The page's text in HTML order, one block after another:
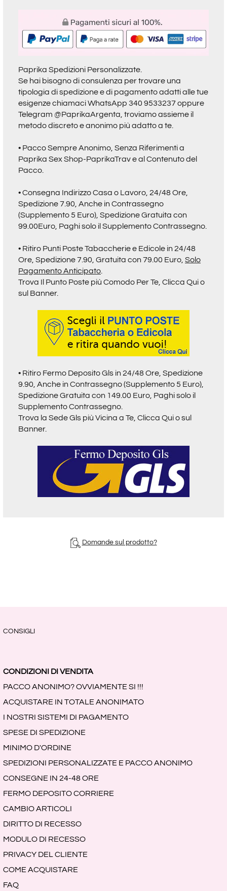
Paprika Spedizioni Personalizzate.
Se hai bisogno di consulenza per trovare una
tipologia di spedizione e di pagamento adatti alle tue
esigenze chiamaciWhatsApp 340 9533237 oppure
Telegram @PaprikaArgenta, troviamo assieme il
metodo discreto e anonimo più adatto a te.
• Pacco Sempre Anonimo, Senza Riferimenti a
Paprika Sex Shop-PaprikaTrave al Contenuto del
Pacco.
• Consegna Indirizzo Casa o Lavoro, 24/48 Ore,
Spedizione 7.90, Anche in Contrassegno
(Supplemento 5 Euro), Spedizione Gratuita con
99.00Euro, Paghi solo il Supplemento Contrassegno.
• Ritiro Punti Poste Tabaccherie e Edicole in 24/48
Ore, Spedizione 7.90, Gratuita con 79.00 Euro, Solo
Pagamento Anticipato.
Trova Il Punto Poste più Comodo Per Te, Clicca Qui o
sul Banner.
• Ritiro Fermo Deposito Gls in 24/48 Ore, Spedizione
9.90, Anche in Contrassegno (Supplemento 5 Euro),
Spedizione Gratuita con 149.00 Euro, Paghi solo il
Supplemento Contrassegno.
Trova la Sede Gls più Vicina a Te, Clicca Qui o sul
Banner.
Domande sul prodotto?
CONSIGLI
CONDIZIONI DI VENDITA
PACCO ANONIMO? OVVIAMENTE SI !!!
ACQUISTARE IN TOTALE ANONIMATO
I NOSTRI SISTEMI DI PAGAMENTO
SPESE DI SPEDIZIONE
MINIMO D'ORDINE
SPEDIZIONI PERSONALIZZATE E PACCO ANONIMO
CONSEGNE IN 24-48 ORE
FERMO DEPOSITO CORRIERE
CAMBIO ARTICOLI
DIRITTO DI RECESSO
MODULO DI RECESSO
PRIVACY DEL CLIENTE
COME ACQUISTARE
FAQ